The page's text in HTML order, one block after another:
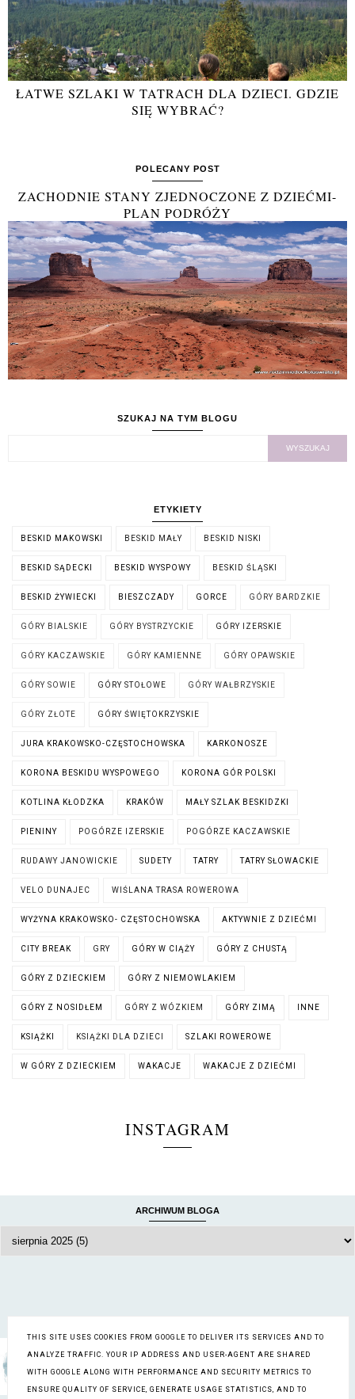
ŁATWE SZLAKI W TATRACH DLA DZIECI. GDZIE
SIĘ WYBRAĆ?
POLECANY POST
ZACHODNIE STANY ZJEDNOCZONE Z DZIEĆMI-
PLAN PODRÓŻY
SZUKAJ NA TYM BLOGU
ETYKIETY
BESKID MAKOWSKI BESKID MAŁY BESKID NISKI
BESKID SĄDECKI BESKID WYSPOWY BESKID ŚLĄSKI
BESKID ŻYWIECKI BIESZCZADY GORCE GÓRY BARDZKIE
GÓRY BIALSKIE GÓRY BYSTRZYCKIE GÓRY IZERSKIE
GÓRY KACZAWSKIE GÓRY KAMIENNE GÓRY OPAWSKIE
GÓRY SOWIE GÓRY STOŁOWE GÓRY WAŁBRZYSKIE
GÓRY ZŁOTE GÓRY ŚWIĘTOKRZYSKIE
JURA KRAKOWSKO-CZĘSTOCHOWSKA KARKONOSZE
KORONA BESKIDU WYSPOWEGO KORONA GÓR POLSKI
KOTLINA KŁODZKA KRAKÓW MAŁY SZLAK BESKIDZKI
PIENINY POGÓRZE IZERSKIE POGÓRZE KACZAWSKIE
RUDAWY JANOWICKIE SUDETY TATRY TATRY SŁOWACKIE
VELO DUNAJEC WIŚLANA TRASA ROWEROWA
WYŻYNA KRAKOWSKO- CZĘSTOCHOWSKA AKTYWNIE Z DZIEĆMI
CITY BREAK GRY GÓRY W CIĄŻY GÓRY Z CHUSTĄ
GÓRY Z DZIECKIEM GÓRY Z NIEMOWLAKIEM
GÓRY Z NOSIDŁEM GÓRY Z WÓZKIEM GÓRY ZIMĄ INNE
KSIĄŻKI KSIĄŻKI DLA DZIECI SZLAKI ROWEROWE
W GÓRY Z DZIECKIEM WAKACJE WAKACJE Z DZIEĆMI
INSTAGRAM
ARCHIWUM BLOGA
Wyświetl mój pełny profil
THIS SITE USES COOKIES FROM GOOGLE TO DELIVER ITS SERVICES AND TO
ANALYZE TRAFFIC. YOUR IP ADDRESS AND USER-AGENT ARE SHARED
WITH GOOGLE ALONG WITH PERFORMANCE AND SECURITY METRICS TO
ENSURE QUALITY OF SERVICE, GENERATE USAGE STATISTICS, AND TO